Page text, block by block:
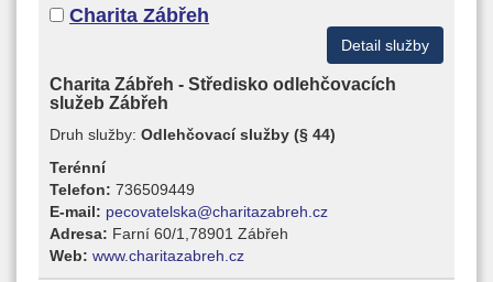
Charita Zábřeh
Detail služby
Charita Zábřeh - Středisko odlehčovacích
služeb Zábřeh
Druh služby: Odlehčovací služby (§ 44)
Terénní
Telefon: 736509449
E-mail: pecovatelska@charitazabreh.cz
Adresa: Farní 60/1,78901 Zábřeh
Web: www.charitazabreh.cz